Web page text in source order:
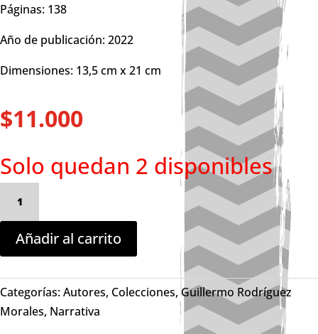
Páginas: 138
Año de publicación: 2022
Dimensiones: 13,5 cm x 21 cm
$11.000
Solo quedan 2 disponibles
insurgentes.
calles
otros
relatos
Añadir al carrito
Categorías:Autores, Colecciones,Guillermo Rodríguez
Morales, Narrativa